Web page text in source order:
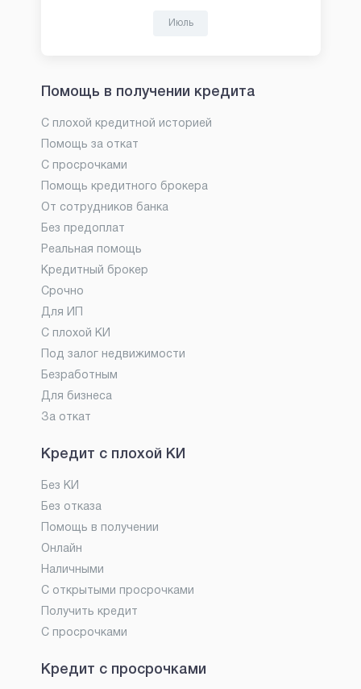
Июль
Помощь в получении кредита
С плохой кредитной историей
Помощь за откат
С просрочками
Помощь кредитного брокера
От сотрудников банка
Без предоплат
Реальная помощь
Кредитный брокер
Срочно
Для ИП
С плохой КИ
Под залог недвижимости
Безработным
Для бизнеса
За откат
Кредит с плохой КИ
Без КИ
Без отказа
Помощь в получении
Онлайн
Наличными
С открытыми просрочками
Получить кредит
С просрочками
Кредит с просрочками